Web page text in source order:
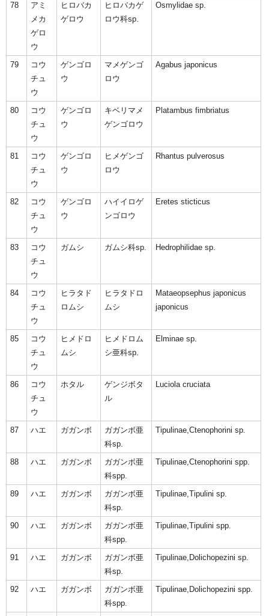
78
アミ
メカ
ゲロ
ウ
ヒロバカ
ゲロウ
ヒロバカゲ
ロウ科sp.
Osmylidae sp.
79
コウ
チュ
ウ
ゲンゴロ
ウ
マメゲンゴ
ロウ
Agabus japonicus
80
コウ
チュ
ウ
ゲンゴロ
ウ
キベリマメ
ゲンゴロウ
Platambus fimbriatus
81
コウ
チュ
ウ
ゲンゴロ
ウ
ヒメゲンゴ
ロウ
Rhantus pulverosus
82
コウ
チュ
ウ
ゲンゴロ
ウ
ハイイロゲ
ンゴロウ
Eretes sticticus
83
コウ
チュ
ウ
ガムシ ガムシ科sp. Hedrophilidae sp.
84
コウ
チュ
ウ
ヒラタド
ロムシ
ヒラタドロ
ムシ
Mataeopsephus japonicus
japonicus
85
コウ
チュ
ウ
ヒメドロ
ムシ
ヒメドロム
シ亜科sp.
Elminae sp.
86
コウ
チュ
ウ
ホタル
ゲンジボタ
ル
Luciola cruciata
87 ハエ ガガンボ
ガガンボ亜
科sp.
Tipulinae,Ctenophorini sp.
88 ハエ ガガンボ
ガガンボ亜
科spp.
Tipulinae,Ctenophorini spp.
89 ハエ ガガンボ
ガガンボ亜
科sp.
Tipulinae,Tipulini sp.
90 ハエ ガガンボ
ガガンボ亜
科spp.
Tipulinae,Tipulini spp.
91 ハエ ガガンボ
ガガンボ亜
科sp.
Tipulinae,Dolichopezini sp.
92 ハエ ガガンボ
ガガンボ亜
科spp.
Tipulinae,Dolichopezini spp.